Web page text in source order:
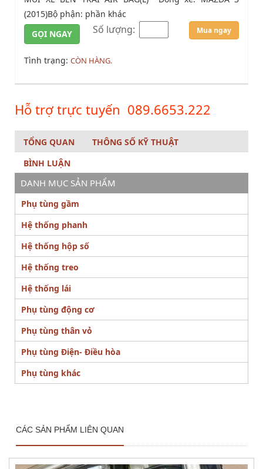
(2015)Bộ phận: phần khác
GỌI NGAY
Số lượng: Mua ngay
Tình trạng: CÒN HÀNG.
Hỗ trợ trực tuyến 089.6653.222
TỔNG QUAN
THÔNG SỐ KỸ THUẬT
BÌNH LUẬN
DANH MỤC SẢN PHẨM
Phụ tùng gầm
Hệ thống phanh
Hệ thống hộp số
Hệ thống treo
Hệ thống lái
Phụ tùng động cơ
Phụ tùng thân vỏ
Phụ tùng Điện- Điều hòa
Phụ tùng khác
CÁC SẢN PHẨM LIÊN QUAN